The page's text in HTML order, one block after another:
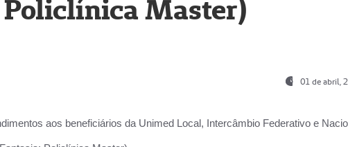
Policlínica Master)
01 de abril,
aos beneficiários da Unimed Local, Intercâmbio Federativo e